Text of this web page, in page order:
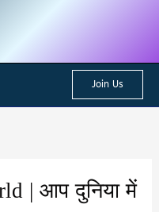
Join Us
| आप दुनिया में